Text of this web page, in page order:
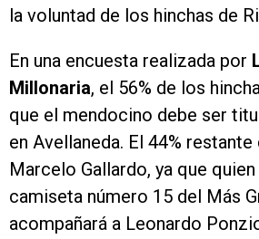
la voluntad de los hinchas de
En una encuesta realizada por
Millonaria, el 56% de los
que el mendocino debe ser
en Avellaneda. El 44%
Marcelo Gallardo, ya que
camiseta número 15 del Más
acompañará a Leonardo